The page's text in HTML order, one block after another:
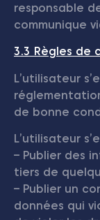
responsable
communique
3.3 Règles de
L’utilisateur
de bonne
L’utilisateur
– Publier des
tiers de
– Publier un
données qui